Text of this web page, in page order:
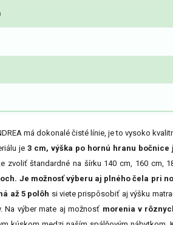
má dokonalé čisté línie, je to vysoko
je 3 cm, výška po hornú hranu
zvoliť štandardné na šírku 140 cm, 160 cm,
Je možnosť výberu aj plného čela pri
až 5 polôh si viete prispôsobiť aj výšku
Na výber mate aj možnosť morenia v